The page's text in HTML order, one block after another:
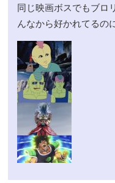
同じ映画ボスでもブロ
んなから好かれてるの